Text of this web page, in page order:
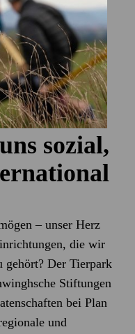
sozial,
– unser Herz
die wir
gehört? Der Tierpark
Stiftungen
bei Plan
und